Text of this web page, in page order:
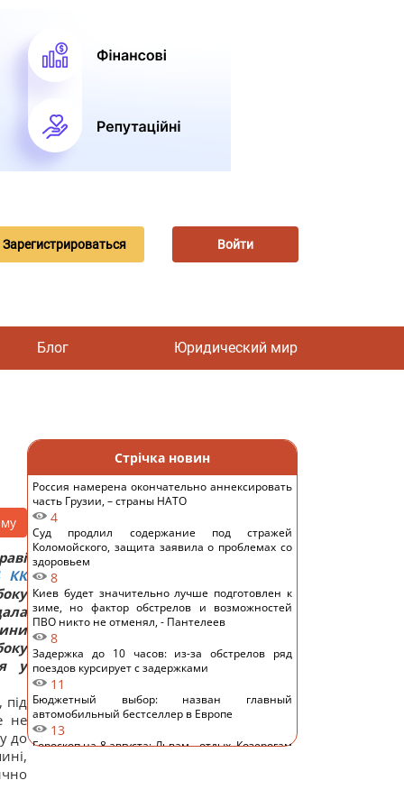
Зарегистрироваться Войти
Блог Юридический мир
КК
у
під
не
до
Стрічка новин
Россия намерена окончательно аннексировать
часть Грузии, – страны НАТО
4
Суд продлил содержание под стражей
Коломойского, защита заявила о проблемах со
здоровьем
8
Киев будет значительно лучше подготовлен к
зиме, но фактор обстрелов и возможностей
ПВО никто не отменял, - Пантелеев
8
Задержка до 10 часов: из-за обстрелов ряд
поездов курсирует с задержками
11
Бюджетный выбор: назван главный
автомобильный бестселлер в Европе
13
Гороскоп на 8 августа: Львам - отдых, Козерогам